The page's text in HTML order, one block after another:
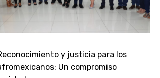
y justicia para los
Un compromiso